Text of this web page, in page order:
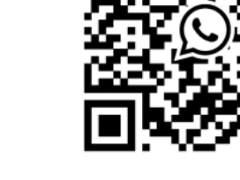
ore 11:30 - Lucca, Scuola
- Viale Castruccio
murales in
curato dal Liceo
ore 18 - Fiano
- Messa in
celebrata da mons.
di Lucca
ore 20.30 -
al Cippo di don
della Memoria in alcuni